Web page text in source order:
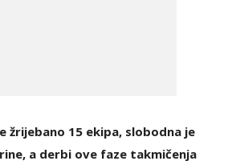
žrijebano 15 ekipa, slobodna je
a derbi ove faze takmičenja